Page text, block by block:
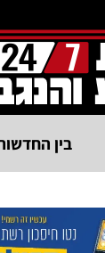
בין